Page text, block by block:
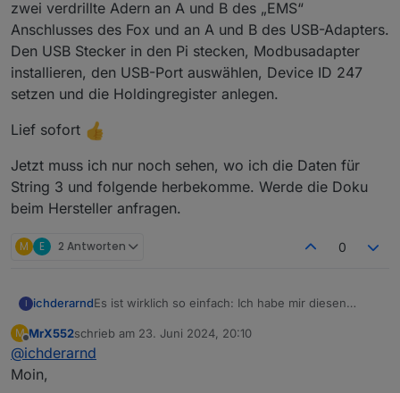
zwei verdrillte Adern an A und B des „EMS“
Anschlusses des Fox und an A und B des USB-Adapters.
Den USB Stecker in den Pi stecken, Modbusadapter
installieren, den USB-Port auswählen, Device ID 247
setzen und die Holdingregister anlegen.
Lief sofort
Jetzt muss ich nur noch sehen, wo ich die Daten für
String 3 und folgende herbekomme. Werde die Doku
beim Hersteller anfragen.
M E 2 Antworten 0
I ichderarndEs ist wirklich so einfach: Ich habe mir diesen
https://www.reichelt.de/raspberry-pi-usb-rs485-
Dann von einem LAN-Kabel die Stecker
abgeschnitten, zwei verdrillte Adern an A und B
M
Offline
MrX552schrieb am 23. Juni 2024, 20:10
zuletzt editiert von
@ichderarnd
Moin,